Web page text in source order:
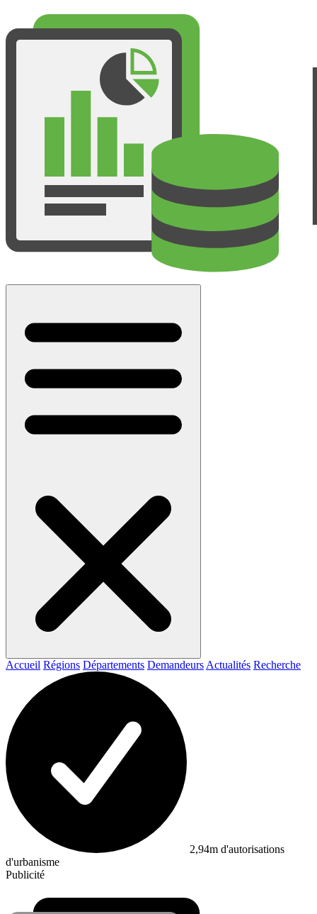
Accueil Régions Départements Demandeurs Actualités Recherche
2,94m d'autorisations
d'urbanisme
Publicité